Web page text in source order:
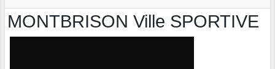
MONTBRISON Ville SPORTIVE